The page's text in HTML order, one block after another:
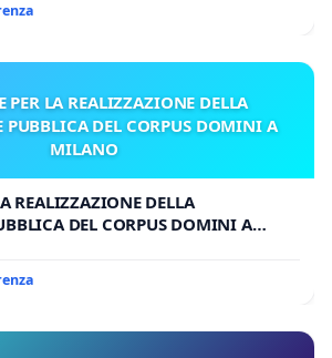
PER LA REALIZZAZIONE DELLA
PUBBLICA DEL CORPUS DOMINI A
MILANO
REALIZZAZIONE DELLA
DEL CORPUS DOMINI A